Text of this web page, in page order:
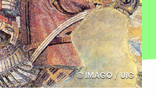
©IMAGO / UIG